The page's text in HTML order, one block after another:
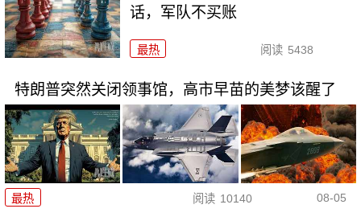
话，军队不买账
最热 阅读 5438
特朗普突然关闭领事馆，高市早苗的美梦该醒了
最热 阅读 10140 08-05